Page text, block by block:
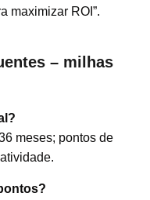
maximizar ROI”.
– milhas
meses; pontos de